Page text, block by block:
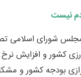
نیست
شورای اسلامی
کشور و افزایش
بودجه کشور و